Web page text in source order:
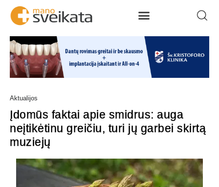
Aktualijos
Įdomūs faktai apie smidrus: auga
neįtikėtinu greičiu, turi jų garbei skirtą
muziejų